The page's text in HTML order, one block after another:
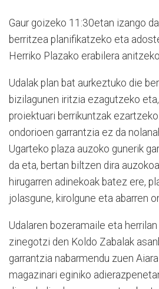
Gaur goizeko 11:30etan izango
berritzea planifikatzeko eta
Herriko Plazako erabilera
Udalak plan bat aurkeztuko die
bizilagunen iritzia ezagutzeko
proiektuari berrikuntzak
ondorioen garrantzia ez da
Ugarteko plaza auzoko gunerik
da eta, bertan biltzen dira
hirugarren adinekoak batez ere,
jolasgune, kirolgune eta abarren
Udalaren bozeramaile eta
zinegotzi den Koldo Zabalak
garrantzia nabarmendu zuen
magazinari eginiko